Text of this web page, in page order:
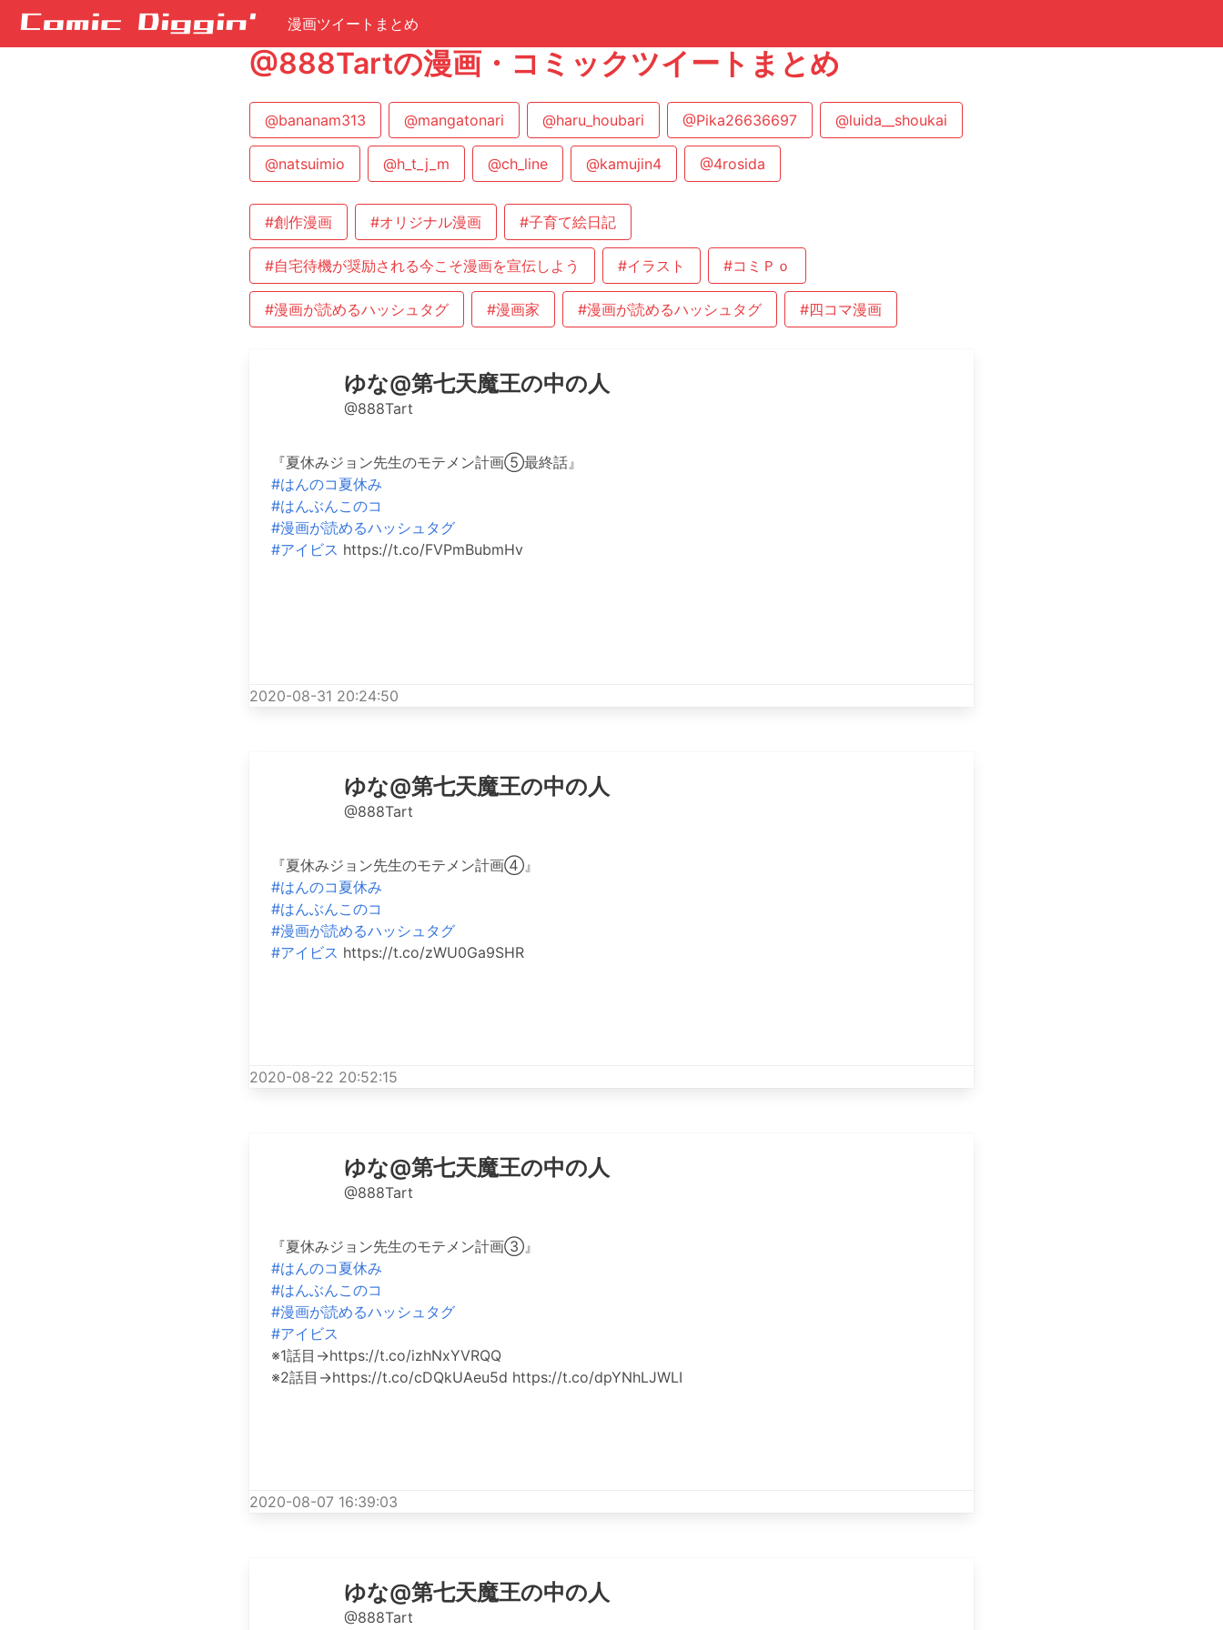
漫画ツイートまとめ
@888Tartの漫画・コミックツイートまとめ
@bananam313 @mangatonari @haru_houbari @Pika26636697 @luida__shoukai
@natsuimio @h_t_j_m @ch_line @kamujin4 @4rosida
#創作漫画 #オリジナル漫画 #子育て絵日記
#自宅待機が奨励される今こそ漫画を宣伝しよう #イラスト #コミＰｏ
#漫画が読めるハッシュタグ #漫画家 #漫画が読めるハッシュタグ #四コマ漫画
ゆな@第七天魔王の中の人
@888Tart
『夏休みジョン先生のモテメン計画⑤最終話』
#はんのコ夏休み
#はんぶんこのコ
#漫画が読めるハッシュタグ
#アイビス https://t.co/FVPmBubmHv
2020-08-31 20:24:50
ゆな@第七天魔王の中の人
@888Tart
『夏休みジョン先生のモテメン計画④』
#はんのコ夏休み
#はんぶんこのコ
#漫画が読めるハッシュタグ
#アイビス https://t.co/zWU0Ga9SHR
2020-08-22 20:52:15
ゆな@第七天魔王の中の人
@888Tart
『夏休みジョン先生のモテメン計画③』
#はんのコ夏休み
#はんぶんこのコ
#漫画が読めるハッシュタグ
#アイビス
※1話目→https://t.co/izhNxYVRQQ
※2話目→https://t.co/cDQkUAeu5d https://t.co/dpYNhLJWLI
2020-08-07 16:39:03
ゆな@第七天魔王の中の人
@888Tart